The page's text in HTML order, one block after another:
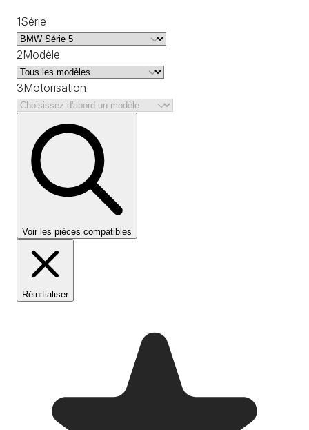
1Série
2Modèle
3Motorisation
Voir les pièces compatibles
Réinitialiser